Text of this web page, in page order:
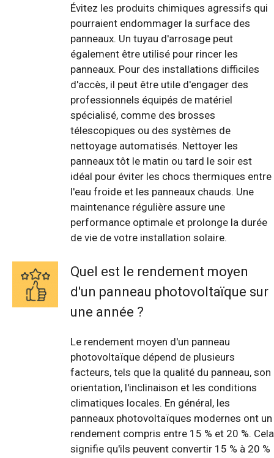
Évitez les produits chimiques agressifs qui
pourraient endommager la surface des
panneaux. Un tuyau d'arrosage peut
également être utilisé pour rincer les
panneaux. Pour des installations difficiles
d'accès, il peut être utile d'engager des
professionnels équipés de matériel
spécialisé, comme des brosses
télescopiques ou des systèmes de
nettoyage automatisés. Nettoyer les
panneaux tôt le matin ou tard le soir est
idéal pour éviter les chocs thermiques entre
l'eau froide et les panneaux chauds. Une
maintenance régulière assure une
performance optimale et prolonge la durée
de vie de votre installation solaire.
Quel est le rendement moyen
d'un panneau photovoltaïque sur
une année ?
Le rendement moyen d'un panneau
photovoltaïque dépend de plusieurs
facteurs, tels que la qualité du panneau, son
orientation, l'inclinaison et les conditions
climatiques locales. En général, les
panneaux photovoltaïques modernes ont un
rendement compris entre 15 % et 20 %. Cela
signifie qu'ils peuvent convertir 15 % à 20 %